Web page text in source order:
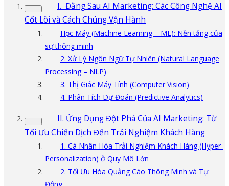
I. Đằng Sau AI Marketing: Các Công Nghệ AI
Cốt Lõi và Cách Chúng Vận Hành
Học Máy (Machine Learning – ML): Nền tảng của
sự thông minh
2. Xử Lý Ngôn Ngữ Tự Nhiên (Natural Language
Processing – NLP)
3. Thị Giác Máy Tính (Computer Vision)
4. Phân Tích Dự Đoán (Predictive Analytics)
II. Ứng Dụng Đột Phá Của AI Marketing: Từ
Tối Ưu Chiến Dịch Đến Trải Nghiệm Khách Hàng
1. Cá Nhân Hóa Trải Nghiệm Khách Hàng (Hyper-
Personalization) ở Quy Mô Lớn
2. Tối Ưu Hóa Quảng Cáo Thông Minh và Tự